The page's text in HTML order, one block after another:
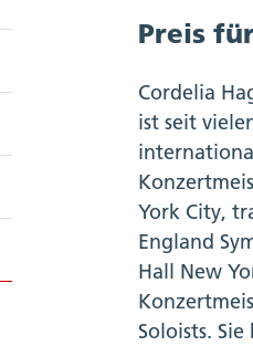
Preis
Cordelia
ist seit
York City,
England
Hall New
Soloists.